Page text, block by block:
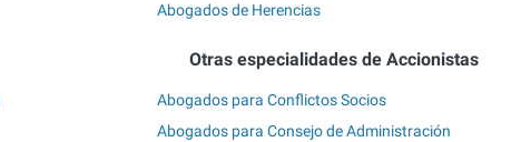
Abogados de Herencias
Otras especialidades de Accionistas
Abogados para Conflictos Socios
Abogados para Consejo de Administración